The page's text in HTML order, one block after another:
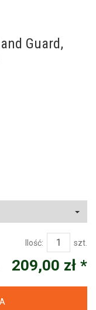
Guard,
Ilość: szt.
209,00 zł *